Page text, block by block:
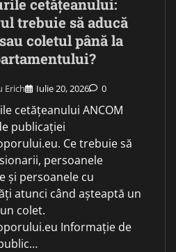
cetățeanului:
trebuie să aducă
coletul până la
Erich Iulie 20, 2026 0
cetățeanului ANCOM
publicației
Ce trebuie să
persoanele
și persoanele cu
atunci când așteaptă un
colet.
Informație de